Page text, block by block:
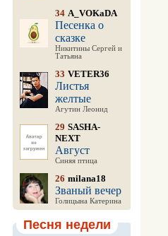
34 A_VOKaDA
Песенка о
сказке
Никитины Сергей и
Татьяна
33 VETER36
Листья
желтые
Агутин Леонид
29 SASHA-
NEXT
Август
Синяя птица
26 milana18
Званый вечер
Голицына Катерина
Песня недели